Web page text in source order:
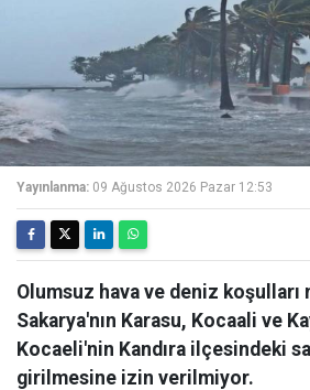
Yayınlanma: 09 Ağustos 2026 Pazar 12:53
Olumsuz hava ve deniz koşulları
Sakarya'nın Karasu, Kocaali ve
Kocaeli'nin Kandıra ilçesindeki
girilmesine izin verilmiyor.